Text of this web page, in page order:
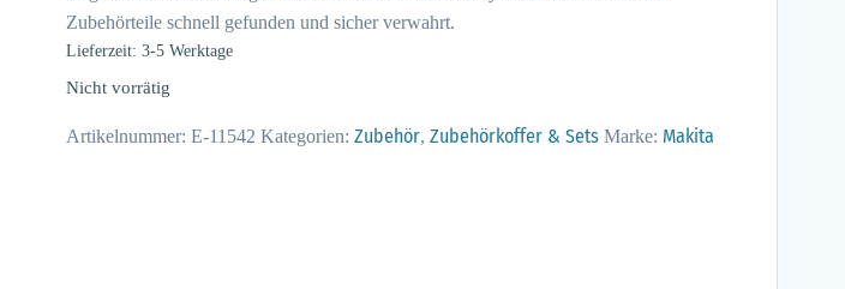
Zubehörteile schnell gefunden und sicher verwahrt.
Lieferzeit: 3-5 Werktage
Nicht vorrätig
Artikelnummer: E-11542 Kategorien: Zubehör, Zubehörkoffer & Sets Marke: Makita